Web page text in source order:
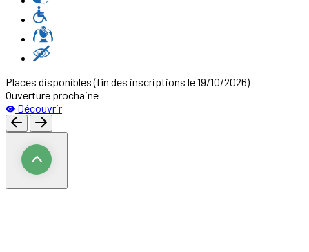
Places disponibles(fin des inscriptions le 19/10/2026)
Ouverture prochaine
Découvrir